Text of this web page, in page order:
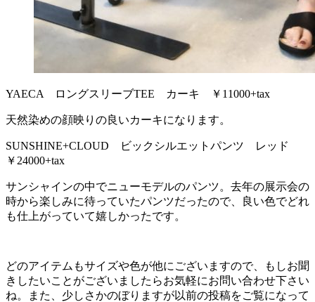
YAECA ロングスリーブTEE カーキ ￥11000+tax
天然染めの顔映りの良いカーキになります。
SUNSHINE+CLOUD ビックシルエットパンツ レッド
￥24000+tax
サンシャインの中でニューモデルのパンツ。去年の展示会の
時から楽しみに待っていたパンツだったので、良い色でどれ
も仕上がっていて嬉しかったです。
どのアイテムもサイズや色が他にございますので、もしお聞
きしたいことがございましたらお気軽にお問い合わせ下さい
ね。また、少しさかのぼりますが以前の投稿をご覧になって